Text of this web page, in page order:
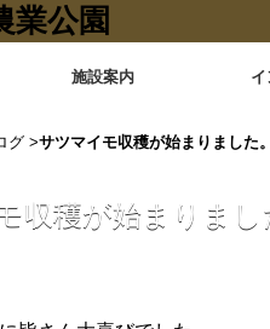
施設案内
グ >サツマイモ収穫が始まりました
収穫が始まりまし